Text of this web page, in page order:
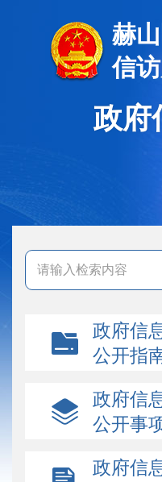
赫
信
政府
政府信
公开指
政府信
公开事
政府信